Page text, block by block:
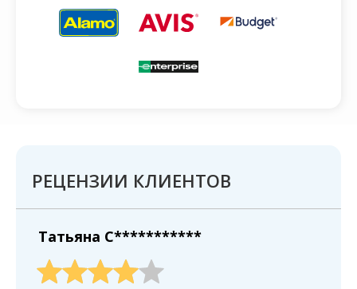
РЕЦЕНЗИИ КЛИЕНТОВ
Татьяна C***********